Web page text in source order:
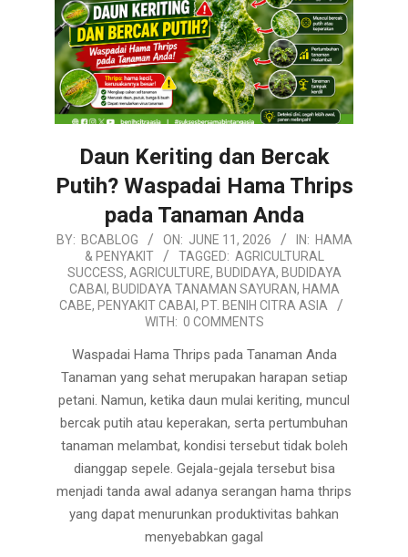
Daun Keriting dan Bercak
Putih? Waspadai Hama Thrips
pada Tanaman Anda
2026-
BY: BCABLOG ON: JUNE 11, 2026 IN: HAMA
& PENYAKIT
TAGGED: AGRICULTURAL
SUCCESS, AGRICULTURE, BUDIDAYA, BUDIDAYA
CABAI, BUDIDAYA TANAMAN SAYURAN, HAMA
CABE, PENYAKIT CABAI, PT. BENIH CITRA ASIA
WITH: 0 COMMENTS
Waspadai Hama Thrips pada Tanaman Anda
Tanaman yang sehat merupakan harapan setiap
petani. Namun, ketika daun mulai keriting, muncul
bercak putih atau keperakan, serta pertumbuhan
tanaman melambat, kondisi tersebut tidak boleh
dianggap sepele. Gejala-gejala tersebut bisa
menjadi tanda awal adanya serangan hama thrips
yang dapat menurunkan produktivitas bahkan
menyebabkan gagal